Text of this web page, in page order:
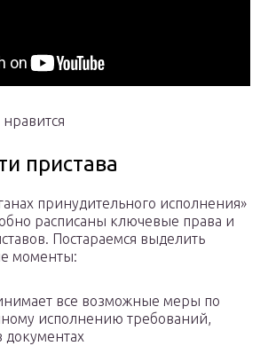
пристава
принудительного исполнения»
расписаны ключевые права и
Постараемся выделить
моменты:
все возможные меры по
исполнению требований,
документах